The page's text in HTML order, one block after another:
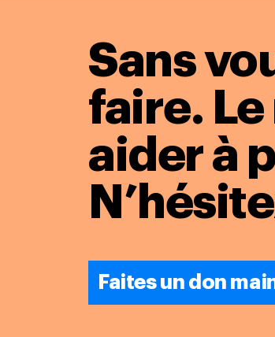
Sans
faire.
aider à
Faites un don